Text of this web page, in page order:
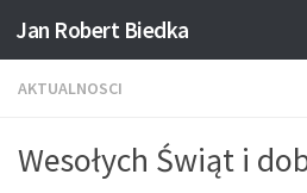
Przejdź do treści
Jan Robert Biedka
AKTUALNOSCI
Wesołych Świąt i